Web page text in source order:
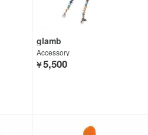
glamb
Accessory
￥5,500